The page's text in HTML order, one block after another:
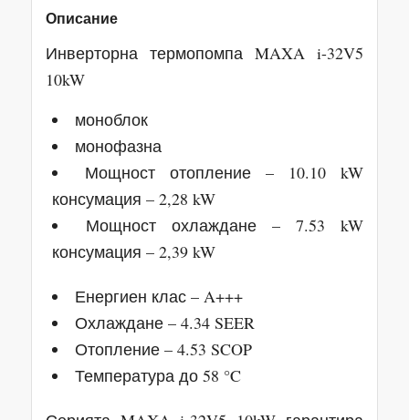
Описание
Инверторна термопомпа MAXA i-32V5
10kW
моноблок
монофазна
Мощност отопление – 10.10 kW
консумация – 2,28 kW
Мощност охлаждане – 7.53 kW
консумация – 2,39 kW
Енергиен клас – A+++
Охлаждане – 4.34 SEER
Отопление – 4.53 SCOP
Температура до 58 °C